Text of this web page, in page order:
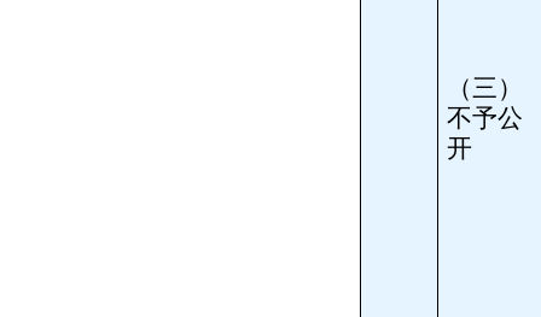
（三）
不予公
开